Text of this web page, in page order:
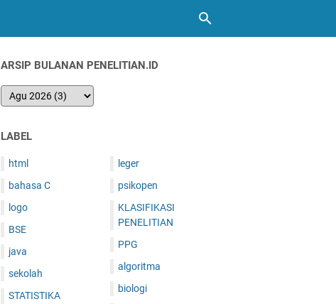
ARSIP BULANAN PENELITIAN.ID
LABEL
html
bahasa C
logo
BSE
java
sekolah
STATISTIKA
leger
psikopen
KLASIFIKASI
PENELITIAN
PPG
algoritma
biologi